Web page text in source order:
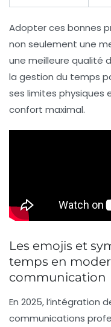
Adopter ces bonnes
non seulement une
une meilleure qualité
la gestion du temps
ses limites physiques
confort maximal.
Les emojis et
temps en
communication
En 2025, l’intégration
communications